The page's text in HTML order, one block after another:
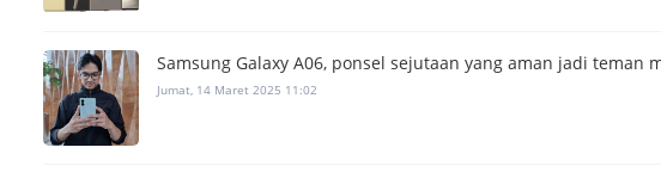
Samsung Galaxy A06, ponsel sejutaan yang aman jadi teman
Jumat, 14 Maret 2025 11:02